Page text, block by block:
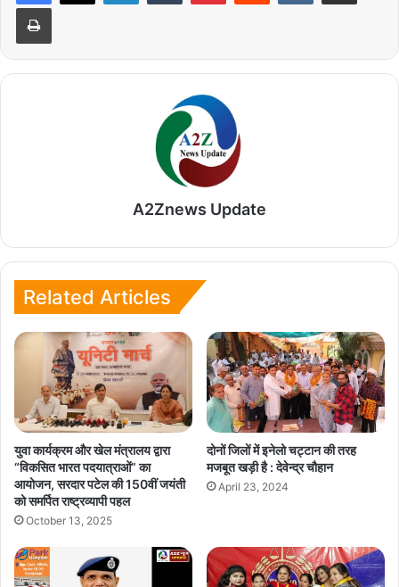
A2Znews Update
Related Articles
युवा कार्यक्रम और खेल मंत्रालय द्वारा
“विकसित भारत पदयात्राओं” का
आयोजन, सरदार पटेल की 150वीं जयंती
को समर्पित राष्ट्रव्यापी पहल
October 13, 2025
दोनों जिलों में इनेलो चट्टान की तरह
मजबूत खड़ी है : देवेन्द्र चौहान
April 23, 2024